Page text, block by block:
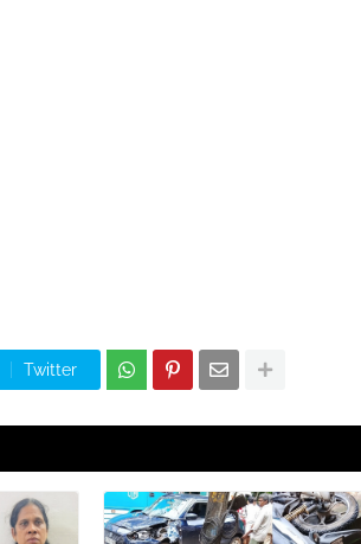
Twitter